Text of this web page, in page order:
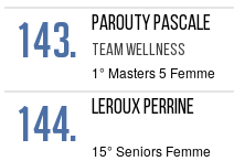
143. PAROUTY PASCALE
TEAM WELLNESS
1° Masters 5 Femme
144. LEROUX PERRINE
15° Seniors Femme